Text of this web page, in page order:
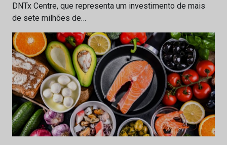
DNTx Centre, que representa um investimento de mais
de sete milhões de…